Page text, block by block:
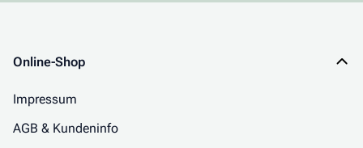
Online-Shop
Impressum
AGB & Kundeninfo